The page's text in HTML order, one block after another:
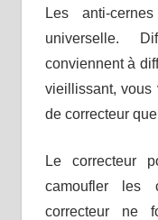
Les anti-
universelle.
conviennent à
vieillissant, vous
de correcteur
Le correcteur
camoufler les
correcteur ne